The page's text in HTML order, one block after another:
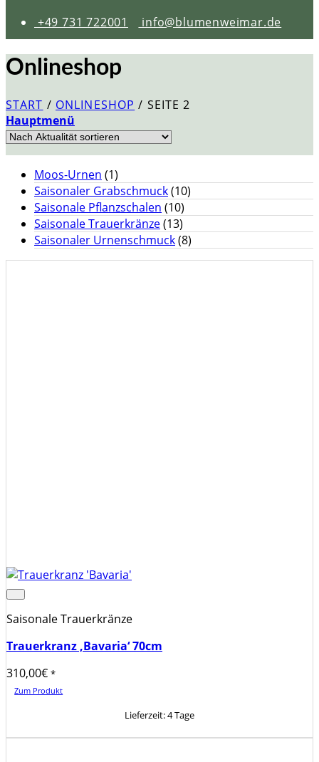
+49 731 722001 info@blumenweimar.de
Onlineshop
START / ONLINESHOP / SEITE 2
Hauptmenü
Moos-Urnen (1)
Saisonaler Grabschmuck(10)
Saisonale Pflanzschalen (10)
Saisonale Trauerkränze(13)
Saisonaler Urnenschmuck(8)
Saisonale Trauerkränze
Trauerkranz ‚Bavaria‘ 70cm
310,00€ *
Zum Produkt
Lieferzeit:4 Tage